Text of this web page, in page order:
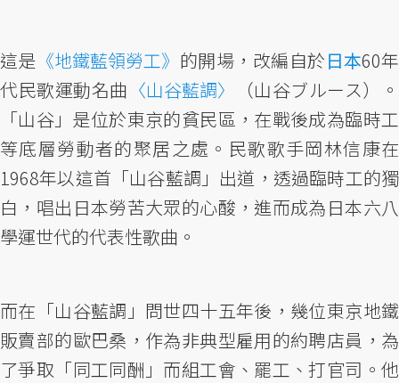
這是 《地鐵藍領勞工》 的開場，改編自於日本60年
代民歌運動名曲 〈山谷藍調〉
（山谷ブルース）。
「山谷」是位於東京的貧民區，在戰後成為臨時工
等底層勞動者的聚居之處。民歌歌手岡林信康在
1968年以這首「山谷藍調」出道，透過臨時工的獨
白，唱出日本勞苦大眾的心酸，進而成為日本六八
學運世代的代表性歌曲。
而在「山谷藍調」問世四十五年後，幾位東京地鐵
販賣部的歐巴桑，作為非典型雇用的約聘店員，為
了爭取「同工同酬」而組工會、罷工、打官司。他